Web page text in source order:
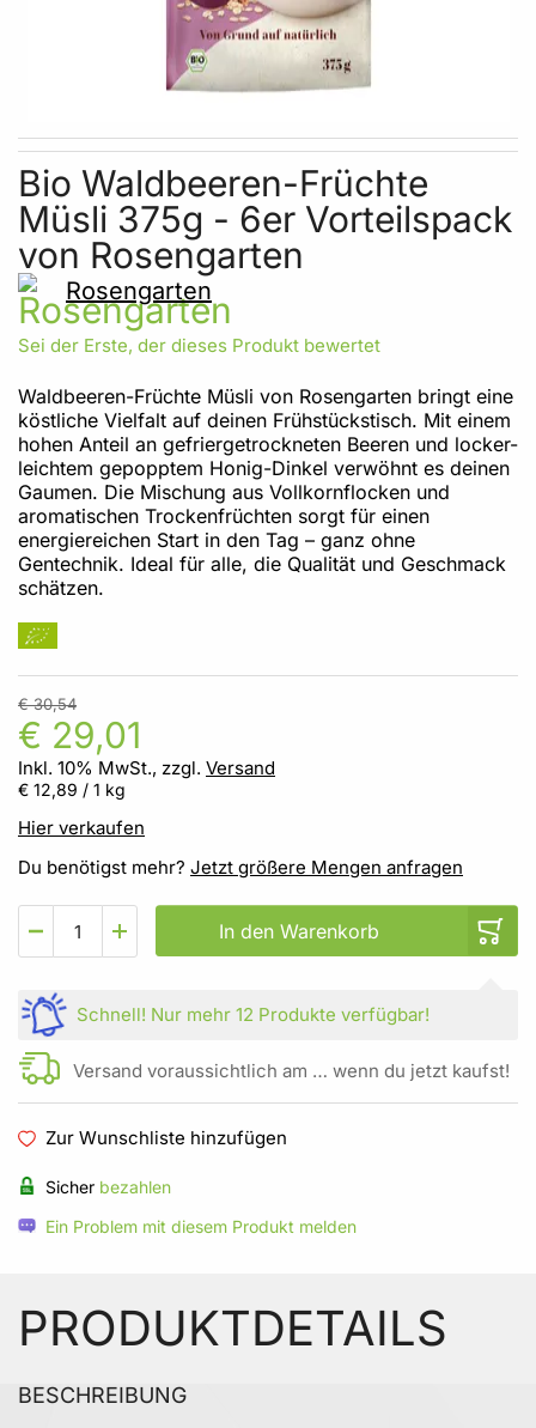
Skip to the beginning of the images gallery
Bio Waldbeeren-Früchte
Müsli 375g - 6er Vorteilspack
von Rosengarten
Rosengarten
Sei der Erste, der dieses Produkt bewertet
Waldbeeren-Früchte Müsli von Rosengarten bringt eine
köstliche Vielfalt auf deinen Frühstückstisch. Mit einem
hohen Anteil an gefriergetrockneten Beeren und locker-
leichtem gepopptem Honig-Dinkel verwöhnt es deinen
Gaumen. Die Mischung aus Vollkornflocken und
aromatischen Trockenfrüchten sorgt für einen
energiereichen Start in den Tag – ganz ohne
Gentechnik. Ideal für alle, die Qualität und Geschmack
schätzen.
€ 29,01
€ 30,54
Inkl. 10% MwSt., zzgl. Versand
€ 12,89 / 1 kg
Hier verkaufen
Du benötigst mehr? Jetzt größere Mengen anfragen
In den Warenkorb
Schnell! Nur mehr 12 Produkte verfügbar!
Versand voraussichtlich am … wenn du jetzt kaufst!
Zur Wunschliste hinzufügen
Sicher bezahlen
Ein Problem mit diesem Produkt melden
PRODUKTDETAILS
BESCHREIBUNG